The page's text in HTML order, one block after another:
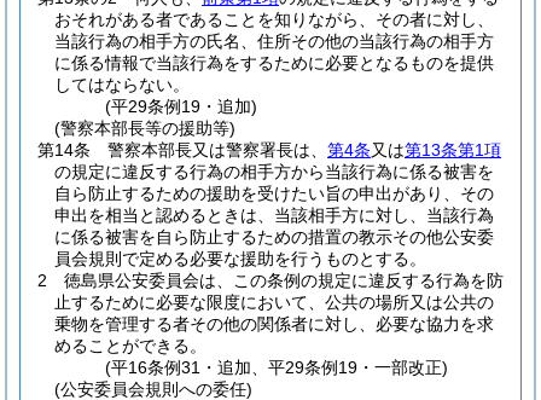
おそれがある者であることを知りながら、その者に対し、
当該行為の相手方の氏名、住所その他の当該行為の相手方
に係る情報で当該行為をするために必要となるものを提供
してはならない。
(平29条例19・追加)
(警察本部長等の援助等)
第14条
警察本部長又は警察署長は、 第4条又は第13条第1項
の規定に違反する行為の相手方から当該行為に係る被害を
自ら防止するための援助を受けたい旨の申出があり、その
申出を相当と認めるときは、当該相手方に対し、当該行為
に係る被害を自ら防止するための措置の教示その他公安委
員会規則で定める必要な援助を行うものとする。
2
徳島県公安委員会は、この条例の規定に違反する行為を防
止するために必要な限度において、公共の場所又は公共の
乗物を管理する者その他の関係者に対し、必要な協力を求
めることができる。
(平16条例31・追加、平29条例19・一部改正)
(公安委員会規則への委任)